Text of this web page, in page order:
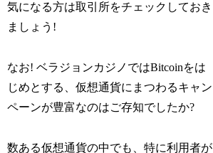
気になる方は取引所をチェックしておき
ましょう!
なお! ベラジョンカジノではBitcoinをは
じめとする、仮想通貨にまつわるキャン
ペーンが豊富なのはご存知でしたか?
数ある仮想通貨の中でも、特に利用者が